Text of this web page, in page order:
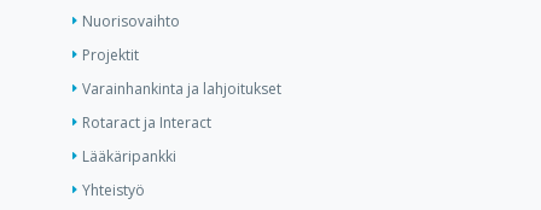
Nuorisovaihto
Projektit
Varainhankinta ja lahjoitukset
Rotaract ja Interact
Lääkäripankki
Yhteistyö